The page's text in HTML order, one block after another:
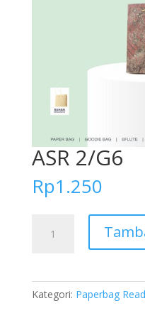
ASR 2/G6
Rp1.250
Kategori: Paperbag